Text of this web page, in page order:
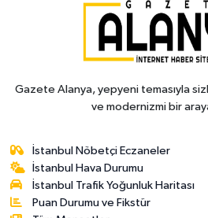
Gazete Alanya, yepyeni temasıyla
ve modernizmi bir
İstanbul Nöbetçi Eczaneler
İstanbul Hava Durumu
İstanbul Trafik Yoğunluk Haritası
Puan Durumu ve Fikstür